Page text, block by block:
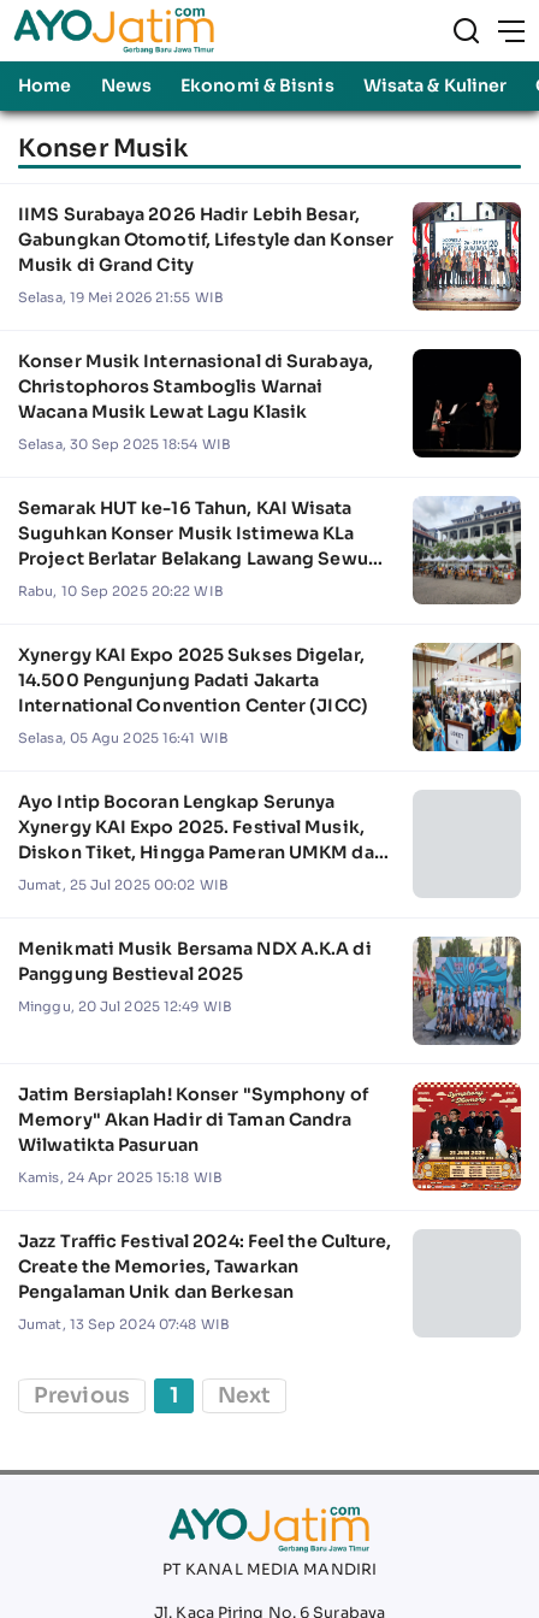
Home News Ekonomi & Bisnis Wisata & Kuliner
Konser Musik
IIMS Surabaya 2026 Hadir Lebih Besar,
Gabungkan Otomotif, Lifestyle dan Konser
Musik di Grand City
Selasa, 19 Mei 2026 21:55 WIB
Konser Musik Internasional di Surabaya,
Christophoros Stamboglis Warnai
Wacana Musik Lewat Lagu Klasik
Selasa, 30 Sep 2025 18:54 WIB
Semarak HUT ke-16 Tahun, KAI Wisata
Suguhkan Konser Musik Istimewa KLa
Project Berlatar Belakang Lawang Sewu
Semarang
Rabu, 10 Sep 2025 20:22 WIB
Xynergy KAI Expo 2025 Sukses Digelar,
14.500 Pengunjung Padati Jakarta
International Convention Center (JICC)
Selasa, 05 Agu 2025 16:41 WIB
Ayo Intip Bocoran Lengkap Serunya
Xynergy KAI Expo 2025. Festival Musik,
Diskon Tiket, Hingga Pameran UMKM dan
Kuliner
Jumat, 25 Jul 2025 00:02 WIB
Menikmati Musik Bersama NDX A.K.A di
Panggung Bestieval 2025
Minggu, 20 Jul 2025 12:49 WIB
Jatim Bersiaplah! Konser "Symphony of
Memory" Akan Hadir di Taman Candra
Wilwatikta Pasuruan
Kamis, 24 Apr 2025 15:18 WIB
Jazz Traffic Festival 2024: Feel the Culture,
Create the Memories, Tawarkan
Pengalaman Unik dan Berkesan
Jumat, 13 Sep 2024 07:48 WIB
Previous 1 Next
PT KANAL MEDIA MANDIRI
Jl. Kaca Piring No. 6 Surabaya